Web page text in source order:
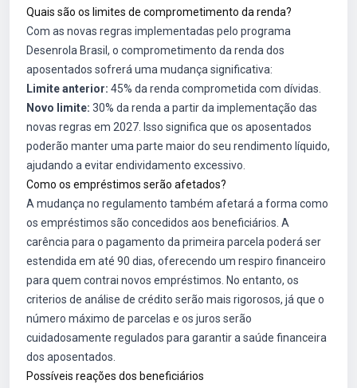
Quais são os limites de comprometimento da renda?
Com as novas regras implementadas pelo programa
Desenrola Brasil, o comprometimento da renda dos
aposentados sofrerá uma mudança significativa:
Limite anterior: 45% da renda comprometida com dívidas.
Novo limite: 30% da renda a partir da implementação das
novas regras em 2027. Isso significa que os aposentados
poderão manter uma parte maior do seu rendimento líquido,
ajudando a evitar endividamento excessivo.
Como os empréstimos serão afetados?
A mudança no regulamento também afetará a forma como
os empréstimos são concedidos aos beneficiários. A
carência para o pagamento da primeira parcela poderá ser
estendida em até 90 dias, oferecendo um respiro financeiro
para quem contrai novos empréstimos. No entanto, os
criterios de análise de crédito serão mais rigorosos, já que o
número máximo de parcelas e os juros serão
cuidadosamente regulados para garantir a saúde financeira
dos aposentados.
Possíveis reações dos beneficiários